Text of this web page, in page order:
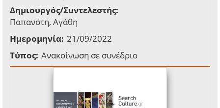
Δημιουργός/Συντελεστής:
Παπανότη, Αγάθη
Ημερομηνία: 21/09/2022
Τύπος: Ανακοίνωση σε συνέδριο